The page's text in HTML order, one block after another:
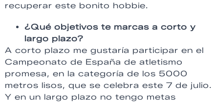
recuperar este bonito hobbie.
¿Qué objetivos te marcas a corto y
largo plazo?
A corto plazo me gustaría participar en el
Campeonato de España de atletismo
promesa, en la categoría de los 5000
metros lisos, que se celebra este 7 de julio.
Y en un largo plazo no tengo metas